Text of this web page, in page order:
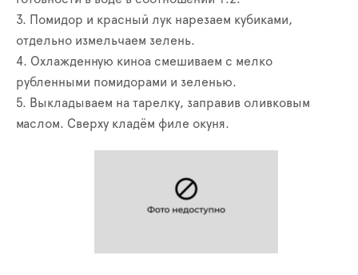
3. Помидор и красный лук нарезаем кубиками,
отдельно измельчаем зелень.
4. Охлажденную киноа смешиваем с мелко
рубленными помидорами и зеленью.
5. Выкладываем на тарелку, заправив оливковым
маслом. Сверху кладём филе окуня.